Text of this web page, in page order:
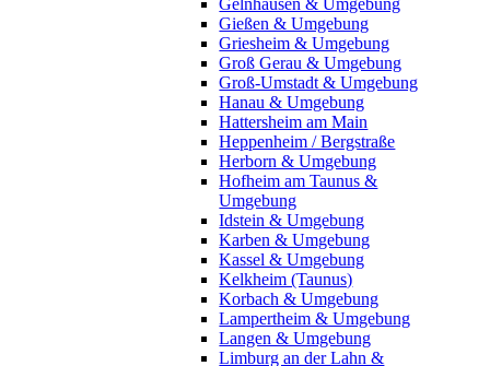
Gelnhausen & Umgebung
Gießen & Umgebung
Griesheim & Umgebung
Groß Gerau & Umgebung
Groß-Umstadt & Umgebung
Hanau & Umgebung
Hattersheim am Main
Heppenheim / Bergstraße
Herborn & Umgebung
Hofheim am Taunus &
Umgebung
Idstein & Umgebung
Karben & Umgebung
Kassel & Umgebung
Kelkheim (Taunus)
Korbach & Umgebung
Lampertheim & Umgebung
Langen & Umgebung
Limburg an der Lahn &